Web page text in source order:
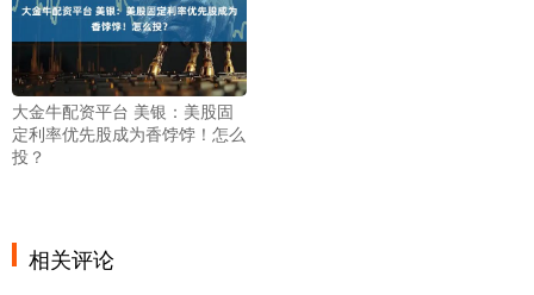
大金牛配资平台 美银：美股固
定利率优先股成为香饽饽！怎么
投？
相关评论